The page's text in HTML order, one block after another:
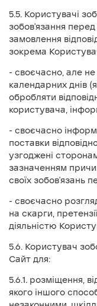
5.5. Користувачі
зобов'язання
замовлення
зокрема
- своєчасно, але
календарних днів
обробляти
користувача,
- своєчасно
поставки
узгоджені
зазначенням
своїх зобов'язань
- своєчасно
на скарги,
діяльністю
5.6. Користувач
Сайт для:
5.6.1. розміщення,
якого іншого